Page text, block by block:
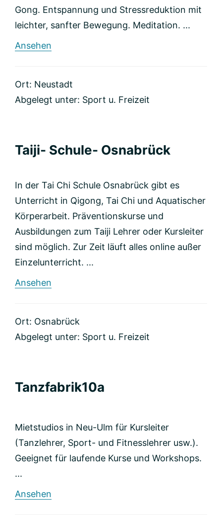
Gong. Entspannung und Stressreduktion mit
leichter, sanfter Bewegung. Meditation. ...
Ansehen
Qi
Gong
Ort: Neustadt
Abgelegt unter: Sport u. Freizeit
Taiji- Schule- Osnabrück
In der Tai Chi Schule Osnabrück gibt es
Unterricht in Qigong, Tai Chi und Aquatischer
Körperarbeit. Präventionskurse und
Ausbildungen zum Taiji Lehrer oder Kursleiter
sind möglich. Zur Zeit läuft alles online außer
Einzelunterricht. ...
Ansehen
Ort: Osnabrück
Abgelegt unter: Sport u. Freizeit
Tanzfabrik10a
Mietstudios in Neu-Ulm für Kursleiter
(Tanzlehrer, Sport- und Fitnesslehrer usw.).
Geeignet für laufende Kurse und Workshops.
...
Ansehen